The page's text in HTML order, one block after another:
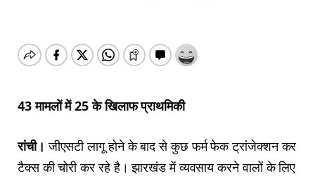
43 मामलों में 25 के खिलाफ प्राथमिकी
रांची। जीएसटी लागू होने के बाद से कुछ फर्म फेक ट्रांजेक्शन कर
टैक्स की चोरी कर रहे है। झारखंड में व्यवसाय करने वालों के लिए